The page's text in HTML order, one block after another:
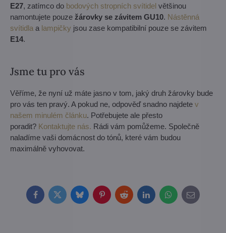
E27, zatímco do bodových stropních svítidel většinou
namontujete pouze žárovky se závitem GU10. Nástěnná
svítidla a lampičky jsou zase kompatibilní pouze se závitem
E14.
Jsme tu pro vás
Věříme, že nyní už máte jasno v tom, jaký druh žárovky bude
pro vás ten pravý. A pokud ne, odpověď snadno najdete v
našem minulém článku. Potřebujete ale přesto
poradit? Kontaktujte nás. Rádi vám pomůžeme. Společně
naladíme vaši domácnost do tónů, které vám budou
maximálně vyhovovat.
FacebookTwitterBlueskyPinterestRedditLinkedInWhatsApp
E-
mail